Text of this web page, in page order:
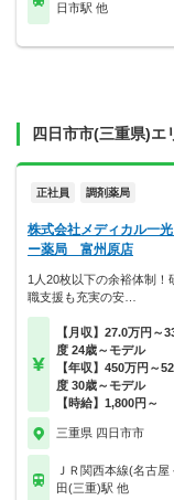
日市駅 他
四日市市(三重県)エ
正社員 調剤薬局
株式会社メディカル一
ー薬局 富州原店
1人20枚以下の余裕体制！
職支援も充実の安…
【月収】27.0万円～
度 24歳～モデル
【年収】450万円～
度 30歳～モデル
【時給】1,800円～
三重県 四日市市
ＪＲ関西本線(名古屋
田(三重)駅 他